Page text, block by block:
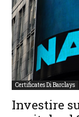
Certificates Di Barclays
Investire